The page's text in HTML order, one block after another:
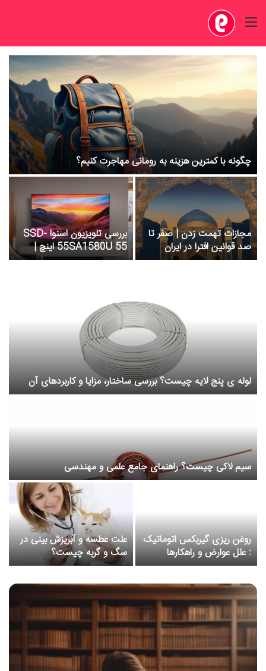
منو
چگونه با کمترین هزینه به رومانی مهاجرت کنیم؟
مجازات تهمت زدن | صفر تا
صد قوانین افترا در ایران
بررسی تلویزیون اسنوا SSD-
55SA1580U 55 اینچ |
راهنمای خرید کامل
لوله ی پنج لایه چیست؟ بررسی ساختار، مزایا و کاربردهای آن
سیم لاکی چیست؟ راهنمای جامع علمی و مهندسی
روغن ریزی گیربکس اتوماتیک
: علل عوارض و راهکارها
علت عطسه و آبریزش بینی در
سگ و گربه چیست؟